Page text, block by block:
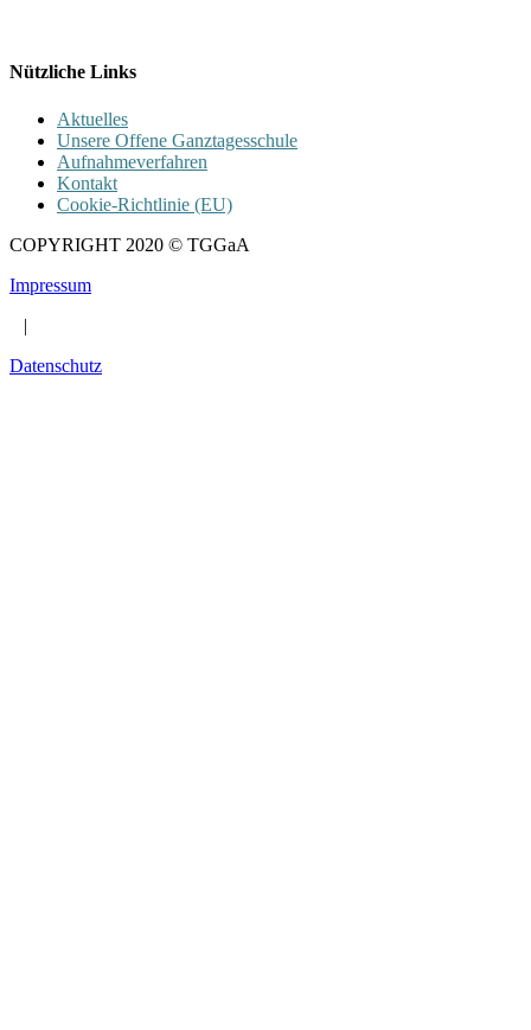
Nützliche Links
Aktuelles
Unsere Offene Ganztagesschule
Aufnahmeverfahren
Kontakt
Cookie-Richtlinie (EU)
COPYRIGHT 2020 © TGGaA
Impressum
|
Datenschutz